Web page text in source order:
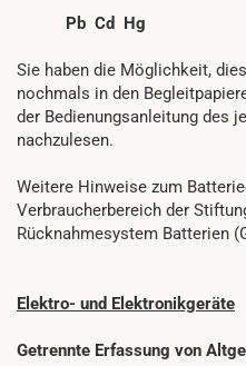
Pb Cd Hg
Sie haben die Möglichkeit,
nochmals in den
der Bedienungsanleitung des
nachzulesen.
Weitere Hinweise zum
Verbraucherbereich der
Rücknahmesystem Batterien
Elektro- und Elektronikgeräte
Getrennte Erfassung von